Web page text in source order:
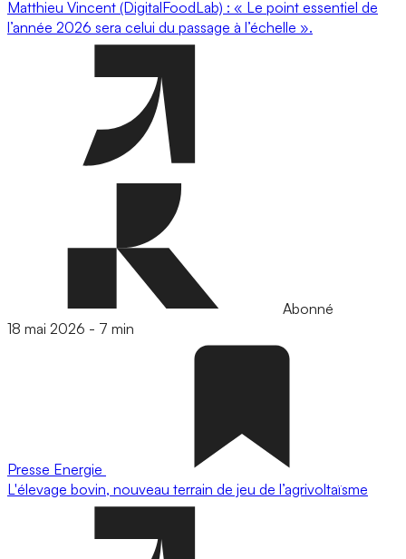
Matthieu Vincent (DigitalFoodLab) : « Le point essentiel de
l’année 2026 sera celui du passage à l’échelle ».
Abonné
18 mai 2026 - 7 min
Presse Energie
L'élevage bovin, nouveau terrain de jeu de l’agrivoltaïsme